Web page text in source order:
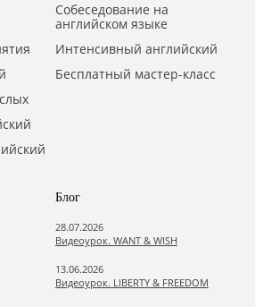
Собеседование на
английском языке
Интенсивный английский
Бесплатный мастер-класс
Блог
28.07.2026
Видеоурок. WANT & WISH
13.06.2026
Видеоурок. LIBERTY & FREEDOM